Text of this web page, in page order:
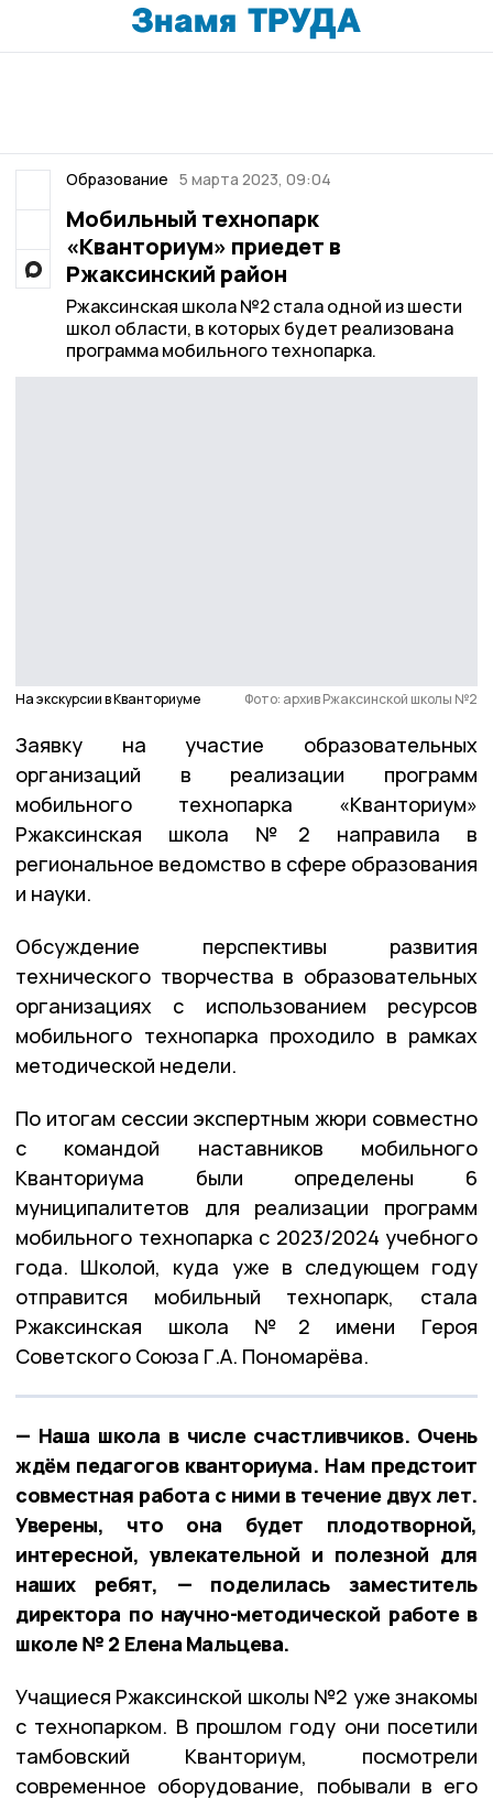
Образование 5 марта 2023, 09:04
Мобильный технопарк
«Кванториум» приедет в
Ржаксинский район
Ржаксинская школа №2 стала одной из шести
школ области, в которых будет реализована
программа мобильного технопарка.
На экскурсии в Кванториуме Фото: архив Ржаксинской школы №2
Заявку на участие образовательных
организаций в реализации программ
мобильного технопарка «Кванториум»
Ржаксинская школа №2 направила в
региональное ведомство в сфере образования
и науки.
Обсуждение перспективы развития
технического творчества в образовательных
организациях с использованием ресурсов
мобильного технопарка проходило в рамках
методической недели.
По итогам сессии экспертным жюри совместно
с командой наставников мобильного
Кванториума были определены 6
муниципалитетов для реализации программ
мобильного технопарка с 2023/2024 учебного
года. Школой, куда уже в следующем году
отправится мобильный технопарк, стала
Ржаксинская школа №2 имени Героя
Советского Союза Г.А. Пономарёва.
— Наша школа в числе счастливчиков. Очень
ждём педагогов кванториума. Нам предстоит
совместная работа с ними в течение двух лет.
Уверены, что она будет плодотворной,
интересной, увлекательной и полезной для
наших ребят, — поделилась заместитель
директора по научно-методической работе в
школе № 2 Елена Мальцева.
Учащиеся Ржаксинской школы №2 уже знакомы
с технопарком. В прошлом году они посетили
тамбовский Кванториум, посмотрели
современное оборудование, побывали в его